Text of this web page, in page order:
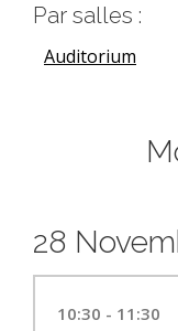
Par salles :
Auditorium
28
10:30 - 11:30